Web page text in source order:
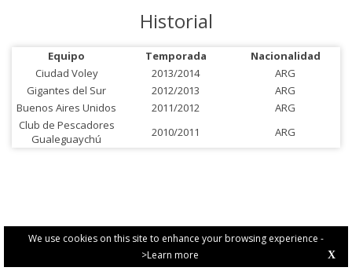
We use cookies on this site to enhance your browsing experience -
>Learn more
X
Historial
Equipo Temporada
Nacionalidad
Ciudad Voley
2013/2014
ARG
Gigantes del Sur
2012/2013
ARG
Buenos Aires Unidos
2011/2012
ARG
Club de Pescadores
Gualeguaychú
2010/2011 ARG